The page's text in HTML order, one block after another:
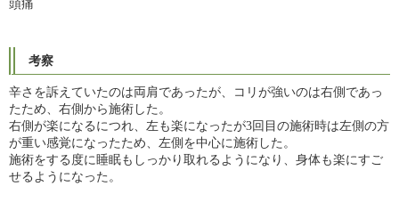
頭痛
考察
辛さを訴えていたのは両肩であったが、コリが強いのは右側であっ
たため、右側から施術した。
右側が楽になるにつれ、左も楽になったが3回目の施術時は左側の方
が重い感覚になったため、左側を中心に施術した。
施術をする度に睡眠もしっかり取れるようになり、身体も楽にすご
せるようになった。